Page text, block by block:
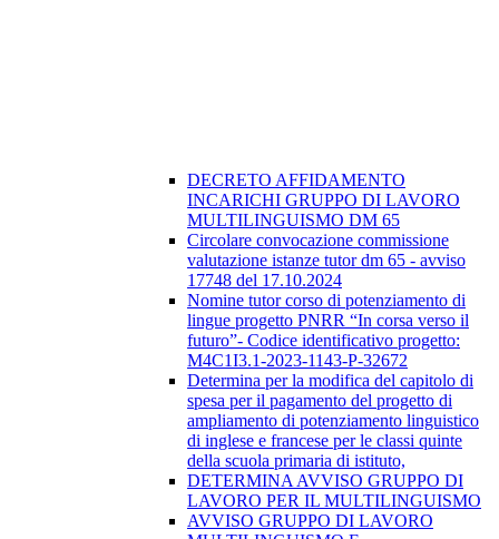
DECRETO AFFIDAMENTO
INCARICHI GRUPPO DI LAVORO
MULTILINGUISMO DM 65
Circolare convocazione commissione
valutazione istanze tutor dm 65 - avviso
17748 del 17.10.2024
Nomine tutor corso di potenziamento di
lingue progetto PNRR “In corsa verso il
futuro”- Codice identificativo progetto:
M4C1I3.1-2023-1143-P-32672
Determina per la modifica del capitolo di
spesa per il pagamento del progetto di
ampliamento di potenziamento linguistico
di inglese e francese per le classi quinte
della scuola primaria di istituto,
DETERMINA AVVISO GRUPPO DI
LAVORO PER IL MULTILINGUISMO
AVVISO GRUPPO DI LAVORO